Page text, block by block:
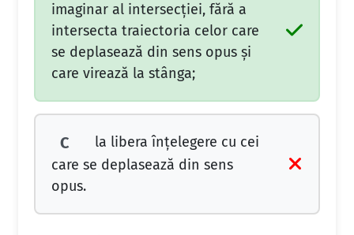
imaginar al intersecției, fără a
intersecta traiectoria celor care
se deplasează din sens opus și
care virează la stânga;
C
la libera înțelegere cu cei
care se deplasează din sens
opus.